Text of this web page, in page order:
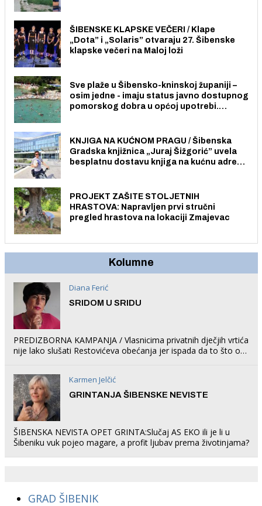
ŠIBENSKE KLAPSKE VEČERI / Klape
„Dota” i „Solaris” otvaraju 27. Šibenske
klapske večeri na Maloj loži
Sve plaže u Šibensko-kninskoj županiji –
osim jedne - imaju status javno dostupnog
pomorskog dobra u općoj upotrebi.
KNJIGA NA KUĆNOM PRAGU / Šibenska
Gradska knjižnica „Juraj Šižgorić” uvela
besplatnu dostavu knjiga na kućnu adresu
PROJEKT ZAŠITE STOLJETNIH
HRASTOVA: Napravljen prvi stručni
pregled hrastova na lokaciji Zmajevac
Kolumne
Diana Ferić
SRIDOM U SRIDU
PREDIZBORNA KAMPANJA / Vlasnicima privatnih dječjih vrtića
nije lako slušati Restovićeva obećanja jer ispada da to što oni
Karmen Jelčić
GRINTANJA ŠIBENSKE NEVISTE
ŠIBENSKA NEVISTA OPET GRINTA:Slučaj AS EKO ili je li u
Šibeniku vuk pojeo magare, a profit ljubav prema životinjama?
GRAD ŠIBENIK